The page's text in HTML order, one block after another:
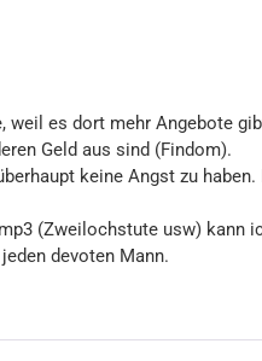
weil es dort mehr Angebote
Geld aus sind (Findom).
keine Angst zu
(Zweilochstute usw) kann
devoten Mann.